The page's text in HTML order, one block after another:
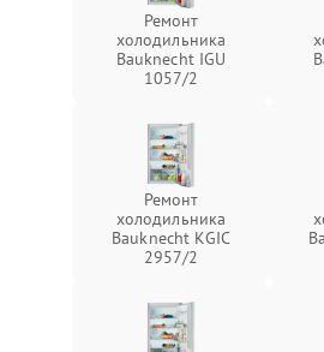
Ремонт
холодильника
Bauknecht IGU
1057/2
Ремонт
холодильника
Bauknecht KGIC
2957/2